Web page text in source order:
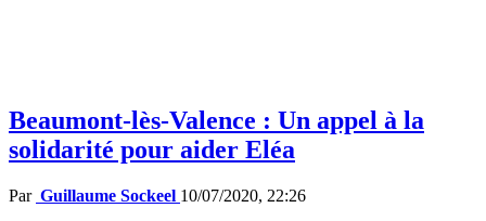
Beaumont-lès-Valence : Un appel à la
solidarité pour aider Eléa
Par Guillaume Sockeel 10/07/2020, 22:26